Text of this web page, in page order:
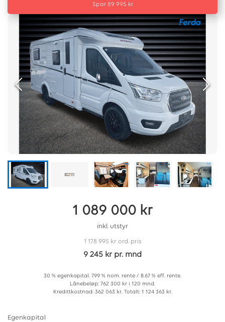
Spar 89 995 kr
1 089 000 kr
inkl. utstyr
1 178 995 kr ord. pris
9 245 kr pr. mnd
30 % egenkapital. 7.99 % nom. rente / 8.67 % eff. rente.
Lånebeløp: 762 300 kr i 120 mnd.
Kredittkostnad: 362 063 kr. Totalt: 1 124 363 kr.
Egenkapital